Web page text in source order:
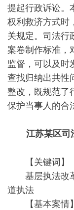
提起行政诉讼。
权利救济方式时
关规定。司法行
案卷制作标准，
监督，可以及时
查找归纳出共性
整改，既规范了
保护当事人的合
江苏某区司
【关键词】
基层执法改
道执法
【基本案情】